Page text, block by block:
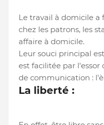
Le travail à domicile a
chez les patrons, les
affaire à domicile.
Leur souci principal
est facilitée par
de communication :
La liberté :